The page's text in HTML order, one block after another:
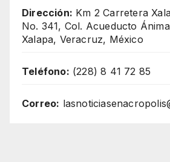
Dirección: Km 2 Carretera
No. 341, Col. Acueducto
Xalapa, Veracruz, México
Teléfono: (228) 8 41 72 85
Correo: